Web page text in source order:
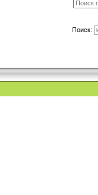
Поиск: